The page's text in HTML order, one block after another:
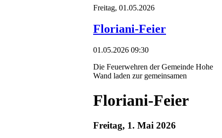
Freitag, 01.05.2026
Floriani-Feier
01.05.2026 09:30
Die Feuerwehren der Gemeinde Hohe
Wand laden zur gemeinsamen
Floriani-Feier
Freitag, 1. Mai 2026